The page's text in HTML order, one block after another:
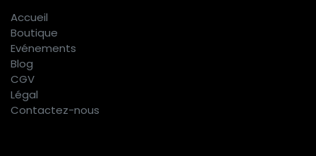
Accueil
Boutique
Evénements
Blog
CGV
Légal
Contactez-nous